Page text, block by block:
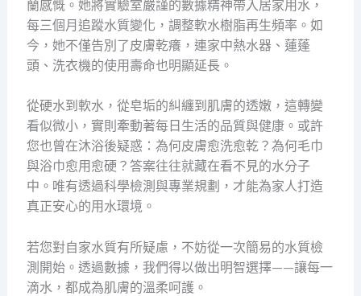
蘭感慨。她將實驗室嚴謹的數據精神帶入居家用水，
每三個月追蹤水質變化，調整軟水樹脂再生頻率。如
今，她不僅告別了皮膚乾癢，連家中熱水器、蓮蓬
頭、洗衣機的使用壽命也明顯延長。
從硬水到軟水，從皂垢的糾纏到肌膚的透嫩，這轉變
看似微小，實則牽動著每日生活的品質與健康。或許
您也曾在沐浴後疑惑：為何皮膚愈洗愈乾？為何毛巾
與浴巾愈用愈硬？答案往往就藏在看不見的水分子
中。唯有透過科學檢測與專業規劃，才能為家人打造
真正安心的用水環境。
若您對自家水質有所疑慮，不妨從一次簡易的水質檢
測開始。透過數據，我們得以做出明智選擇——讓每一
滴水，都成為肌膚的溫柔呵護。